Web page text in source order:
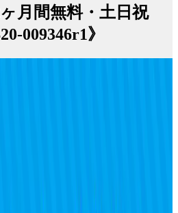
月間無料・土日祝
009346r1》